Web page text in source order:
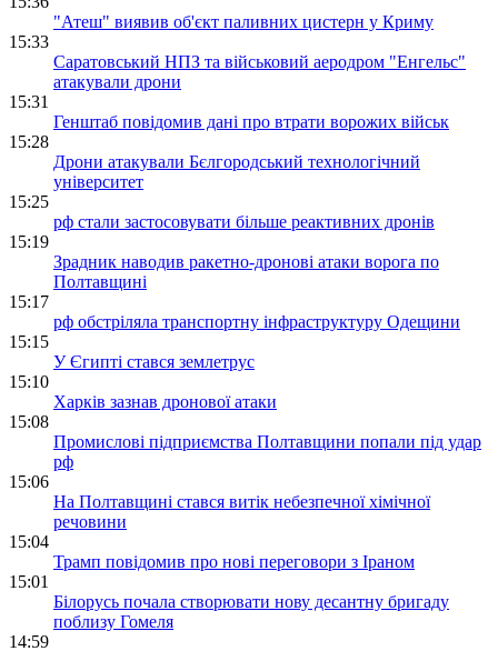
"Атеш" виявив об'єкт паливних цистерн у Криму
15:33
Саратовський НПЗ та військовий аеродром "Енгельс"
атакували дрони
15:31
Генштаб повідомив дані про втрати ворожих військ
15:28
Дрони атакували Бєлгородський технологічний
університет
15:25
рф стали застосовувати більше реактивних дронів
15:19
Зрадник наводив ракетно-дронові атаки ворога по
Полтавщині
15:17
рф обстріляла транспортну інфраструктуру Одещини
15:15
У Єгипті стався землетрус
15:10
Харків зазнав дронової атаки
15:08
Промислові підприємства Полтавщини попали під удар
рф
15:06
На Полтавщині стався витік небезпечної хімічної
речовини
15:04
Трамп повідомив про нові переговори з Іраном
15:01
Білорусь почала створювати нову десантну бригаду
поблизу Гомеля
14:59